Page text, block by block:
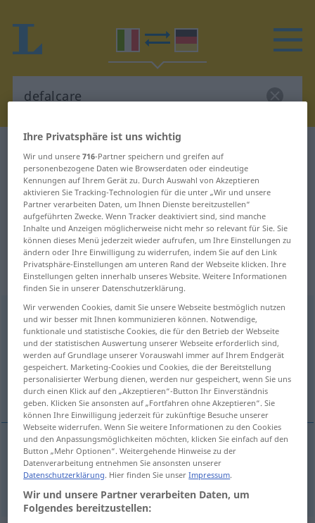
Italienisch-Deutsch Übersetzung
für "defalcare"
"defalcare" Deutsch Übersetzung
„defalcare“: verbo transitivo
defalcare [defalˈkaːre]v/t
Übersicht aller Übersetzungen
(Für mehr Details die Übersetzung anklicken/antippen)
abziehen
abziehen defalcare
Ihre Privatsphäre ist uns wichtig
Wir und unsere716-Partner speichern und greifen auf
personenbezogene Daten wie Browserdaten oder eindeutige
Kennungen auf Ihrem Gerät zu. Durch Auswahl von Akzeptieren
aktivieren Sie Tracking-Technologien für die unter „Wir und unsere
Partner verarbeiten Daten, um Ihnen Dienste bereitzustellen“
aufgeführten Zwecke. Wenn Tracker deaktiviert sind, sind manche
Inhalte und Anzeigen möglicherweise nicht mehr so relevant für Sie. Sie
können dieses Menü jederzeit wieder aufrufen, um Ihre Einstellungen zu
ändern oder Ihre Einwilligung zu widerrufen, indem Sie auf den Link
Privatsphäre-Einstellungen am unteren Rand der Webseite klicken. Ihre
Einstellungen gelten innerhalb unseres Website. Weitere Informationen
finden Sie in unserer Datenschutzerklärung.
Wir verwenden Cookies, damit Sie unsere Webseite bestmöglich nutzen
und wir besser mit Ihnen kommunizieren können. Notwendige,
funktionale und statistische Cookies, die für den Betrieb der Webseite
und der statistischen Auswertung unserer Webseite erforderlich sind,
werden auf Grundlage unserer Vorauswahl immer auf Ihrem Endgerät
gespeichert. Marketing-Cookies und Cookies, die der Bereitstellung
personalisierter Werbung dienen, werden nur gespeichert, wenn Sie uns
durch einen Klick auf den „Akzeptieren“-Button Ihr Einverständnis
geben. Klicken Sie ansonsten auf „Fortfahren ohne Akzeptieren“. Sie
können Ihre Einwilligung jederzeit für zukünftige Besuche unserer
Webseite widerrufen. Wenn Sie weitere Informationen zu den Cookies
und den Anpassungsmöglichkeiten möchten, klicken Sie einfach auf den
Button „Mehr Optionen“. Weitergehende Hinweise zu der
Datenverarbeitung entnehmen Sie ansonsten unserer
Datenschutzerklärung. Hier finden Sie unserImpressum.
Wir und unsere Partner verarbeiten Daten, um
Folgendes bereitzustellen: